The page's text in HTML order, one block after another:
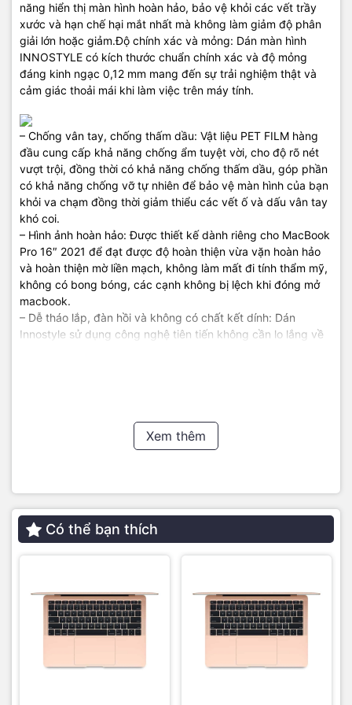
năng hiển thị màn hình hoàn hảo, bảo vệ khỏi các vết trầy
xước và hạn chế hại mắt nhất mà không làm giảm độ phân
giải lớn hoặc giảm.Độ chính xác và mỏng: Dán màn hình
INNOSTYLE có kích thước chuẩn chính xác và độ mỏng
đáng kinh ngạc 0,12 mm mang đến sự trải nghiệm thật và
cảm giác thoải mái khi làm việc trên máy tính.
– Chống vân tay, chống thấm dầu: Vật liệu PET FILM hàng
đầu cung cấp khả năng chống ẩm tuyệt vời, cho độ rõ nét
vượt trội, đồng thời có khả năng chống thấm dầu, góp phần
có khả năng chống vỡ tự nhiên để bảo vệ màn hình của bạn
khỏi va chạm đồng thời giảm thiểu các vết ố và dấu vân tay
khó coi.
– Hình ảnh hoàn hảo: Được thiết kế dành riêng cho MacBook
Pro 16″ 2021 để đạt được độ hoàn thiện vừa vặn hoàn hảo
và hoàn thiện mờ liền mạch, không làm mất đi tính thẩm mỹ,
không có bong bóng, các cạnh không bị lệch khi đóng mở
macbook.
– Dễ tháo lắp, đàn hồi và không có chất kết dính: Dán
Innostyle sử dụng công nghệ tiên tiến không cần lo lắng về
Dán di chuột (Trackpad)
– Thiết kế thông minh cho Macbook: Không giống như
di chuột (trackpad) với độ mỏng hoàn hảo chỉ 0.12mm để
đảm bảo độ nhạy và bền cho trackpad của bạn, với chất
liệu này sẽ giúp bạn chạm trackpad có cảm giác thật hơn,
không có bất kỳ độ trễ nào khi di chuột.
lâu).
– Chống thấm dầu: Vật liệu PET FILM mờ cao cấp cung cấp
màng chắn ẩm tuyệt vời và không thấm dầu tự nhiên để bảo
Xem thêm
Có thể bạn thích